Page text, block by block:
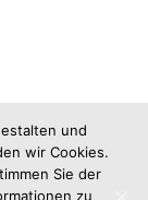
und
wir Cookies.
Sie der
zu